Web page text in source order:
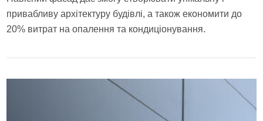
привабливу архітектуру будівлі, а також економити до
20% витрат на опалення та кондиціонування.